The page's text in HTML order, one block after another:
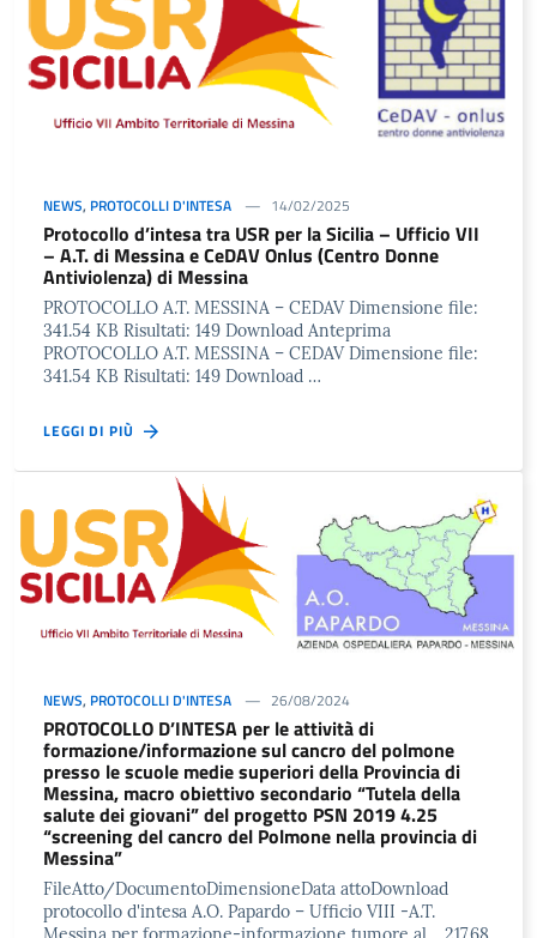
NEWS, PROTOCOLLI D'INTESA 14/02/2025
Protocollo d’intesa tra USR per la Sicilia – Ufficio VII
– A.T. di Messina e CeDAV Onlus (Centro Donne
Antiviolenza) di Messina
PROTOCOLLO A.T. MESSINA – CEDAV Dimensione file:
341.54 KB Risultati: 149 Download Anteprima
PROTOCOLLO A.T. MESSINA – CEDAV Dimensione file:
341.54 KB Risultati: 149 Download …
LEGGI DI PIÙ
NEWS, PROTOCOLLI D'INTESA 26/08/2024
PROTOCOLLO D’INTESA per le attività di
formazione/informazione sul cancro del polmone
presso le scuole medie superiori della Provincia di
Messina, macro obiettivo secondario “Tutela della
salute dei giovani” del progetto PSN 2019 4.25
“screening del cancro del Polmone nella provincia di
Messina”
FileAtto/DocumentoDimensioneData attoDownload
protocollo d'intesa A.O. Papardo – Ufficio VIII -A.T.